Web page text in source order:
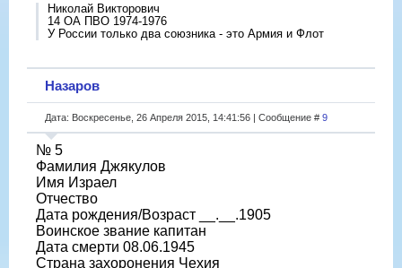
Николай Викторович
14 ОА ПВО 1974-1976
У России только два союзника - это Армия и Флот
Назаров
Дата: Воскресенье, 26 Апреля 2015, 14:41:56 | Сообщение # 9
№ 5
Фамилия Джякулов
Имя Израел
Отчество
Дата рождения/Возраст __.__.1905
Воинское звание капитан
Дата смерти 08.06.1945
Страна захоронения Чехия